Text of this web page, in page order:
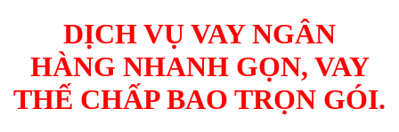
DỊCH VỤ VAY NGÂN
HÀNG NHANH GỌN, VAY
THẾ CHẤP BAO TRỌN GÓI.